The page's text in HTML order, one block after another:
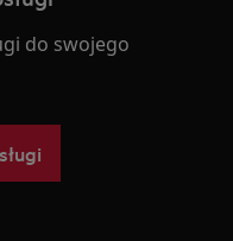
do swojego